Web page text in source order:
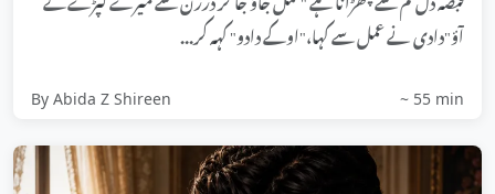
آؤ"دادی نے عمل سے کہا،"اوکے دادو" کہہ کر...
By Abida Z Shireen ~ 55 min